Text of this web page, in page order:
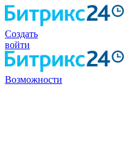
Создать
войти
Возможности